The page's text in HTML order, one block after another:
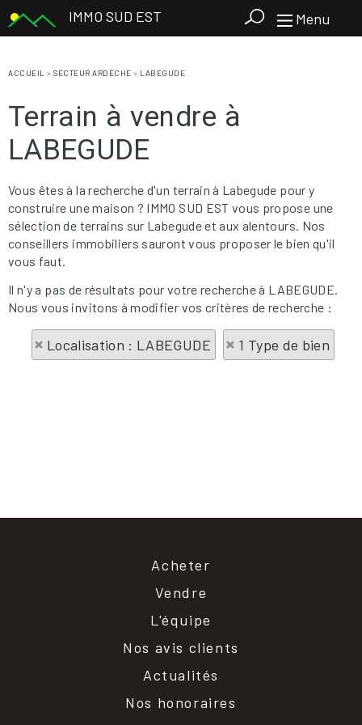
IMMO SUD EST Menu
ACCUEIL > SECTEUR ARDÈCHE > LABEGUDE
Terrain à vendre à
LABEGUDE
Vous êtes à la recherche d'un terrain à Labegude pour y
construire une maison ? IMMO SUD EST vous propose une
sélection de terrains sur Labegude et aux alentours. Nos
conseillers immobiliers sauront vous proposer le bien qu'il
vous faut.
Il n'y a pas de résultats pour votre recherche à LABEGUDE.
Nous vous invitons à modifier vos critères de recherche :
Localisation : LABEGUDE 1 Type de bien
Acheter
Vendre
L'équipe
Nos avis clients
Actualités
Nos honoraires